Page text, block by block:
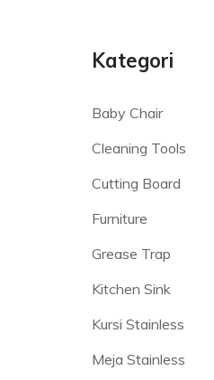
Kategori
Baby Chair
Cleaning Tools
Cutting Board
Furniture
Grease Trap
Kitchen Sink
Kursi Stainless
Meja Stainless